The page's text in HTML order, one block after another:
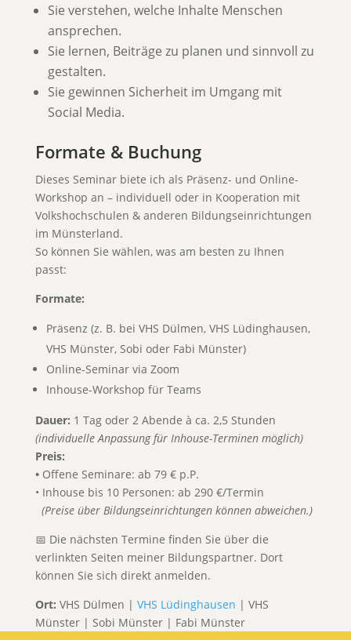
Sie verstehen, welche Inhalte Menschen
ansprechen.
Sie lernen, Beiträge zu planen und sinnvoll zu
gestalten.
Sie gewinnen Sicherheit im Umgang mit
Social Media.
Formate & Buchung
Dieses Seminar biete ich als Präsenz- und Online-
Workshop an – individuell oder in Kooperation mit
Volkshochschulen & anderen Bildungseinrichtungen
im Münsterland.
So können Sie wählen, was am besten zu Ihnen
passt:
Formate:
Präsenz (z. B. bei VHS Dülmen, VHS Lüdinghausen,
VHS Münster, Sobi oder Fabi Münster)
Online-Seminar via Zoom
Inhouse-Workshop für Teams
Dauer: 1 Tag oder 2 Abende à ca. 2,5 Stunden
(individuelle Anpassung für Inhouse-Terminen möglich)
Preis:
• Offene Seminare: ab 79 € p.P.
• Inhouse bis 10 Personen: ab 290 €/Termin
(Preise über Bildungseinrichtungen können abweichen.)
📅 Die nächsten Termine finden Sie über die
verlinkten Seiten meiner Bildungspartner. Dort
können Sie sich direkt anmelden.
Ort: VHS Dülmen | VHS Lüdinghausen | VHS
Münster | Sobi Münster | Fabi Münster